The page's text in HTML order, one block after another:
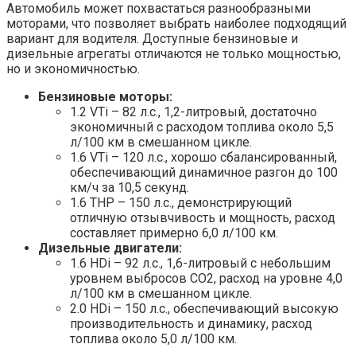
Автомобиль может похвастаться разнообразными
моторами, что позволяет выбрать наиболее подходящий
вариант для водителя. Доступные бензиновые и
дизельные агрегаты отличаются не только мощностью,
но и экономичностью.
Бензиновые моторы:
1.2 VTi – 82 л.с., 1,2-литровый, достаточно
экономичный с расходом топлива около 5,5
л/100 км в смешанном цикле.
1.6 VTi – 120 л.с., хорошо сбалансированный,
обеспечивающий динамичное разгон до 100
км/ч за 10,5 секунд.
1.6 THP – 150 л.с., демонстрирующий
отличную отзывчивость и мощность, расход
составляет примерно 6,0 л/100 км.
Дизельные двигатели:
1.6 HDi – 92 л.с., 1,6-литровый с небольшим
уровнем выбросов CO2, расход на уровне 4,0
л/100 км в смешанном цикле.
2.0 HDi – 150 л.с., обеспечивающий высокую
производительность и динамику, расход
топлива около 5,0 л/100 км.